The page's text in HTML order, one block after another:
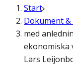
Start
Dokument
med
ekonomiska
Lars